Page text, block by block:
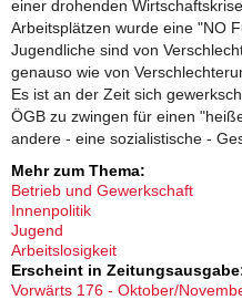
einer drohenden
Arbeitsplätzen wurde eine "NO
Jugendliche sind von
genauso wie von
Es ist an der Zeit sich
ÖGB zu zwingen für einen
andere - eine sozialistische -
Mehr zum Thema:
Betrieb und Gewerkschaft
Innenpolitik
Jugend
Arbeitslosigkeit
Erscheint in
Vorwärts 176 - Oktober/